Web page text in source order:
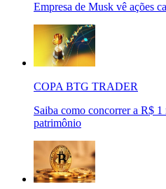
Empresa de Musk vê ações
COPA BTG TRADER
Saiba como concorrer a R$
patrimônio